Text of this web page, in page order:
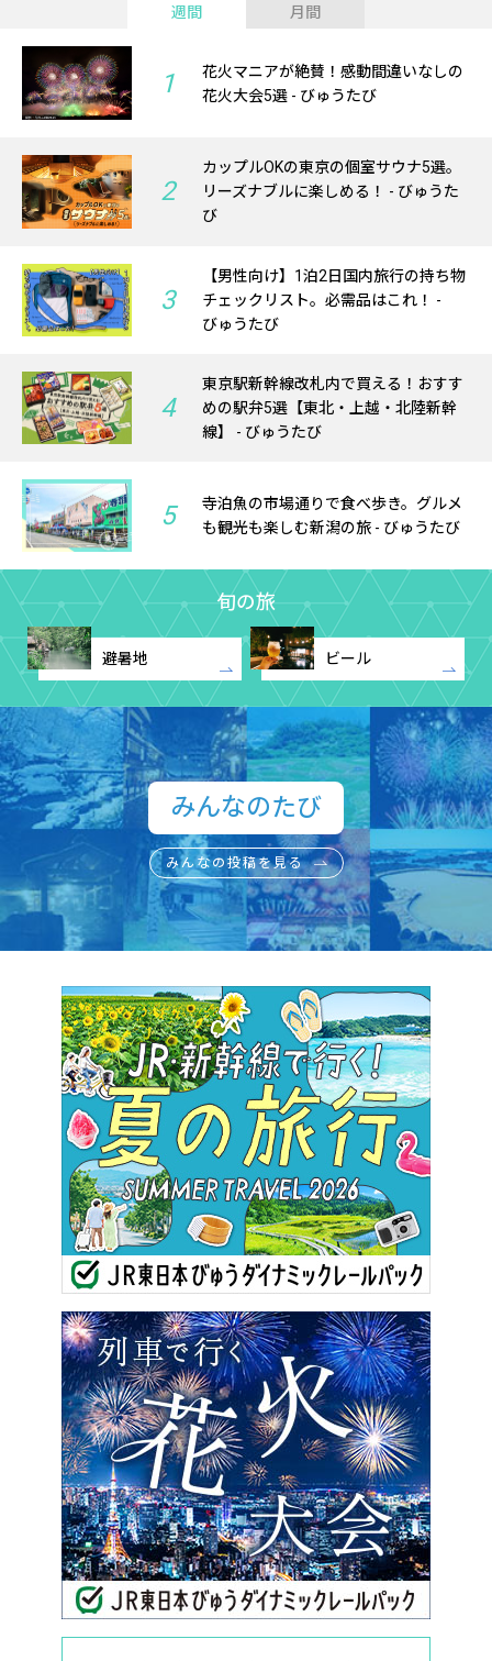
週間 月間
1
花火マニアが絶賛！感動間違いなしの
花火大会5選 - びゅうたび
2
カップルOKの東京の個室サウナ5選。
リーズナブルに楽しめる！ - びゅうた
び
3
【男性向け】1泊2日国内旅行の持ち物
チェックリスト。必需品はこれ！ -
びゅうたび
4
東京駅新幹線改札内で買える！おすす
めの駅弁5選【東北・上越・北陸新幹
線】 - びゅうたび
5
寺泊魚の市場通りで食べ歩き。グルメ
も観光も楽しむ新潟の旅 - びゅうたび
旬の旅
避暑地 ビール
みんなのたび​
みんなの投稿を見る